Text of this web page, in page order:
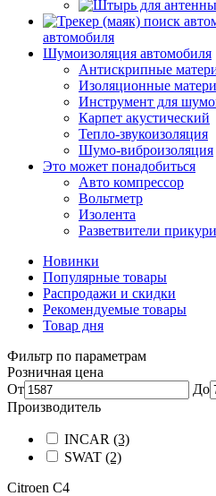
автомобиля
Шумоизоляция автомобиля
Антискрипные
Изоляционные
Инструмент для
Карпет акустический
Тепло-звукоизоляция
Шумо-виброизоляция
Это может понадобиться
Авто компрессор
Вольтметр
Изолента
Разветвители
Новинки
Популярные товары
Распродажи и скидки
Рекомендуемые товары
Товар дня
Фильтр по параметрам
Розничная цена
От
До
Производитель
INCAR (3)
SWAT (2)
Citroen C4